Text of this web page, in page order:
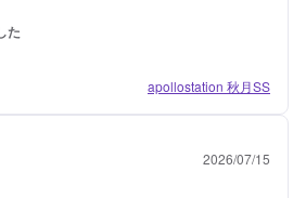
た
apollostation 秋月SS
2026/07/15